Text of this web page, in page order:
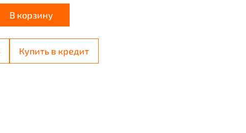
В корзину
Купить в кредит